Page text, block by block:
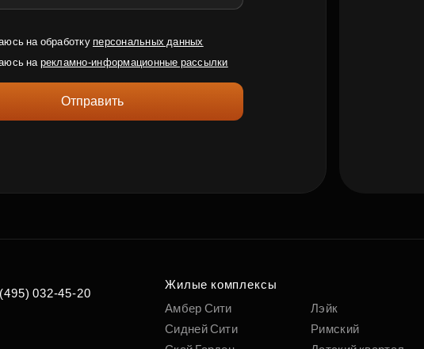
на обработку персональных данных
нарекламно-информационные рассылки
Отправить
032-45-20
Жилые комплексы
Амбер Сити
Сидней Сити
Лэйк
Римский